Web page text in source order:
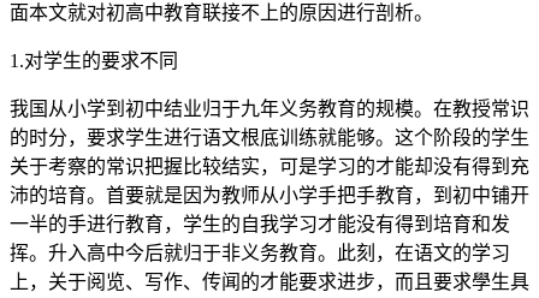
面本文就对初高中教育联接不上的原因进行剖析。
1.对学生的要求不同
我国从小学到初中结业归于九年义务教育的规模。在教授常识
的时分，要求学生进行语文根底训练就能够。这个阶段的学生
关于考察的常识把握比较结实，可是学习的才能却没有得到充
沛的培育。首要就是因为教师从小学手把手教育，到初中铺开
一半的手进行教育，学生的自我学习才能没有得到培育和发
挥。升入高中今后就归于非义务教育。此刻，在语文的学习
上，关于阅览、写作、传闻的才能要求进步，而且要求學生具